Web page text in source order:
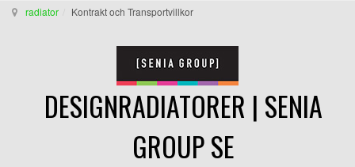
radiator Kontrakt och Transportvillkor
DESIGNRADIATORER | SENIA
GROUP SE